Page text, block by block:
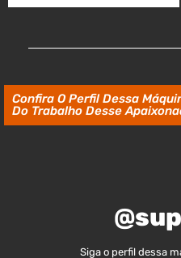
Confira O Perfil Dessa
Do Trabalho Desse
Siga o perfil dessa